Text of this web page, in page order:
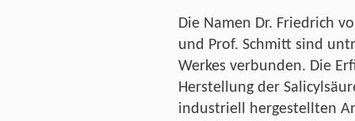
Die Namen Dr. Friedrich
und Prof. Schmitt sind
Werkes verbunden. Die
Herstellung der
industriell hergestellten